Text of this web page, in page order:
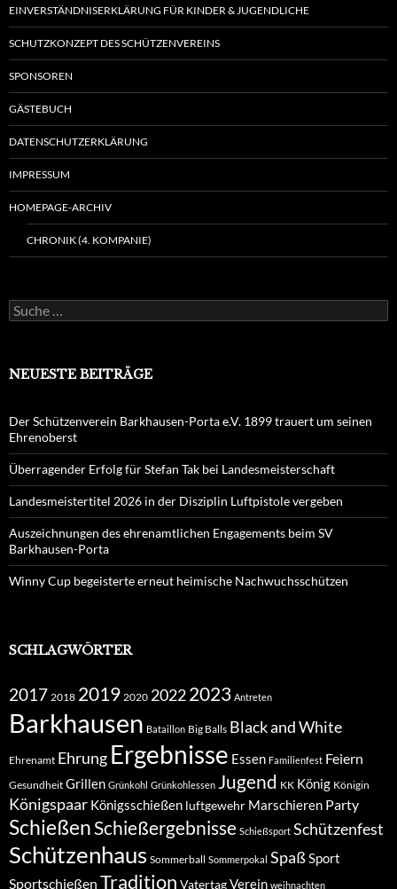
EINVERSTÄNDNISERKLÄRUNG FÜR KINDER & JUGENDLICHE
SCHUTZKONZEPT DES SCHÜTZENVEREINS
SPONSOREN
GÄSTEBUCH
DATENSCHUTZERKLÄRUNG
IMPRESSUM
HOMEPAGE-ARCHIV
CHRONIK (4. KOMPANIE)
Suche
nach:
NEUESTE BEITRÄGE
Der Schützenverein Barkhausen-Porta e.V. 1899 trauert um seinen
Ehrenoberst
Überragender Erfolg für Stefan Tak bei Landesmeisterschaft
Landesmeistertitel 2026 in der Disziplin Luftpistole vergeben
Auszeichnungen des ehrenamtlichen Engagements beim SV
Barkhausen-Porta
Winny Cup begeisterte erneut heimische Nachwuchsschützen
SCHLAGWÖRTER
2017 2018 2019 2020 20222023 Antreten
Barkhausen Bataillon Big Balls Black and White
Ehrenamt Ehrung Ergebnisse Essen Familienfest Feiern
Gesundheit Grillen Grünkohl Grünkohlessen Jugend KK König Königin
Königspaar Königsschießen luftgewehr Marschieren Party
SchießenSchießergebnisse Schießsport Schützenfest
Schützenhaus Sommerball Sommerpokal SpaßSport
Sportschießen Tradition VatertagVerein weihnachten